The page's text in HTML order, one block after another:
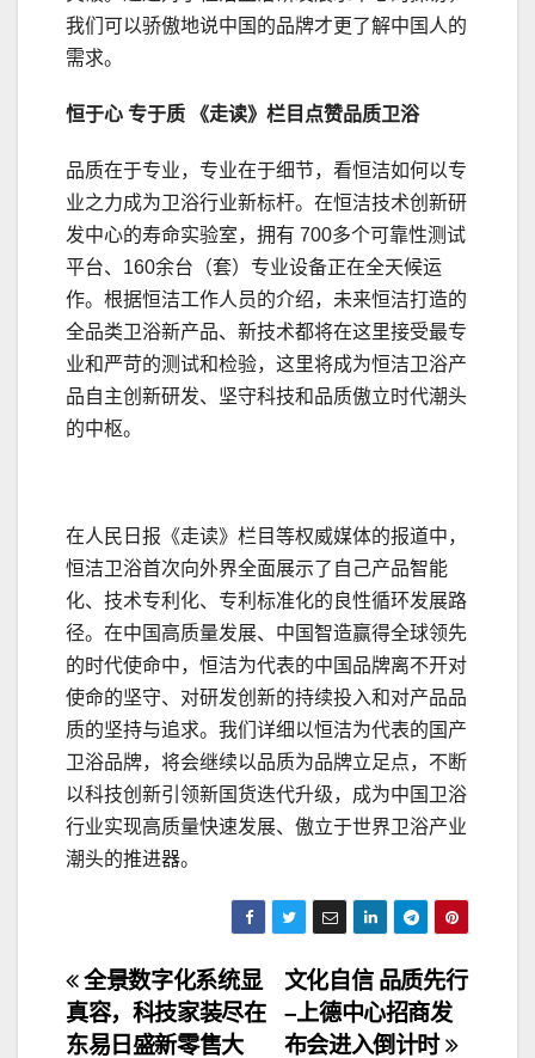
我们可以骄傲地说中国的品牌才更了解中国人的
需求。
恒于心 专于质 《走读》栏目点赞品质卫浴
品质在于专业，专业在于细节，看恒洁如何以专
业之力成为卫浴行业新标杆。在恒洁技术创新研
发中心的寿命实验室，拥有 700多个可靠性测试
平台、160余台（套）专业设备正在全天候运
作。根据恒洁工作人员的介绍，未来恒洁打造的
全品类卫浴新产品、新技术都将在这里接受最专
业和严苛的测试和检验，这里将成为恒洁卫浴产
品自主创新研发、坚守科技和品质傲立时代潮头
的中枢。
在人民日报《走读》栏目等权威媒体的报道中，
恒洁卫浴首次向外界全面展示了自己产品智能
化、技术专利化、专利标准化的良性循环发展路
径。在中国高质量发展、中国智造赢得全球领先
的时代使命中，恒洁为代表的中国品牌离不开对
使命的坚守、对研发创新的持续投入和对产品品
质的坚持与追求。我们详细以恒洁为代表的国产
卫浴品牌，将会继续以品质为品牌立足点，不断
以科技创新引领新国货迭代升级，成为中国卫浴
行业实现高质量快速发展、傲立于世界卫浴产业
潮头的推进器。
文
章
文化自信 品质先行
–上德中心招商发
布会进入倒计时
全景数字化系统显
真容，科技家装尽在
东易日盛新零售大